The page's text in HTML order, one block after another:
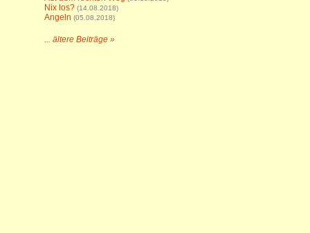
Nix los? (14.08.2018)
Angeln (05.08.2018)
... ältere Beiträge »